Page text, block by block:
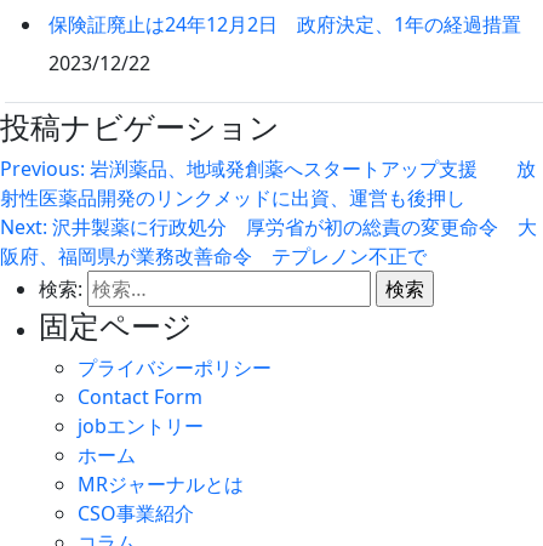
保険証廃止は24年12月2日 政府決定、1年の経過措置
2023/12/22
投稿ナビゲーション
Previous: 岩渕薬品、地域発創薬へスタートアップ支援 放
射性医薬品開発のリンクメッドに出資、運営も後押し
Next: 沢井製薬に行政処分 厚労省が初の総責の変更命令 大
阪府、福岡県が業務改善命令 テプレノン不正で
検索:
固定ページ
プライバシーポリシー
Contact Form
jobエントリー
ホーム
MRジャーナルとは
CSO事業紹介